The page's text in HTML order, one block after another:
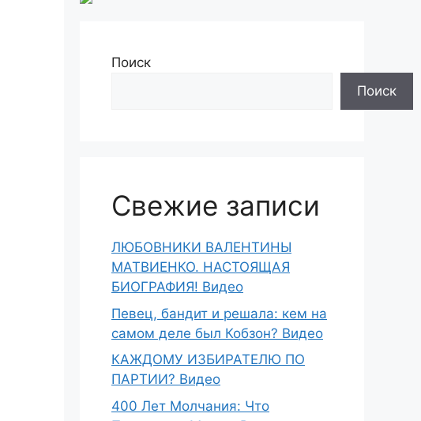
Поиск
Поиск
Свежие записи
ЛЮБОВНИКИ ВАЛЕНТИНЫ
МАТВИЕНКО. НАСТОЯЩАЯ
БИОГРАФИЯ! Видео
Певец, бандит и решала: кем на
самом деле был Кобзон? Видео
КАЖДОМУ ИЗБИРАТЕЛЮ ПО
ПАРТИИ? Видео
400 Лет Молчания: Что